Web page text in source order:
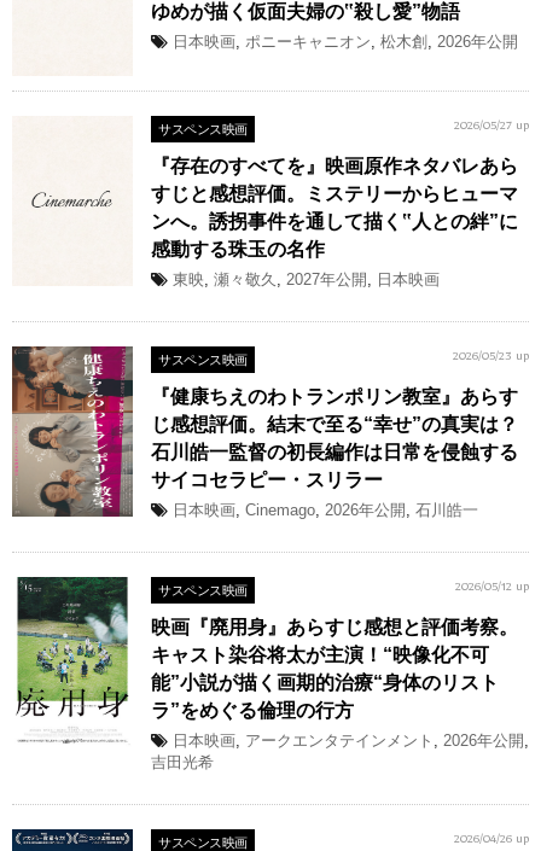
ゆめが描く仮面夫婦の‟殺し愛”物語
日本映画, ポニーキャニオン, 松木創 , 2026年公開
サスペンス映画 2026/05/27 up
『存在のすべてを』映画原作ネタバレあら
すじと感想評価。ミステリーからヒューマ
ンへ。誘拐事件を通して描く‟人との絆”に
感動する珠玉の名作
東映, 瀬々敬久 , 2027年公開 , 日本映画
サスペンス映画 2026/05/23 up
『健康ちえのわトランポリン教室』あらす
じ感想評価。結末で至る“幸せ”の真実は？
⽯川皓⼀監督の初長編作は日常を侵蝕する
サイコセラピー・スリラー
日本映画, Cinemago, 2026年公開 , ⽯川皓⼀
サスペンス映画 2026/05/12 up
映画『廃用身』あらすじ感想と評価考察。
キャスト染谷将太が主演！“映像化不可
能”小説が描く画期的治療“身体のリスト
ラ”をめぐる倫理の行方
日本映画, アークエンタテインメント , 2026年公開 ,
吉田光希
サスペンス映画 2026/04/26 up